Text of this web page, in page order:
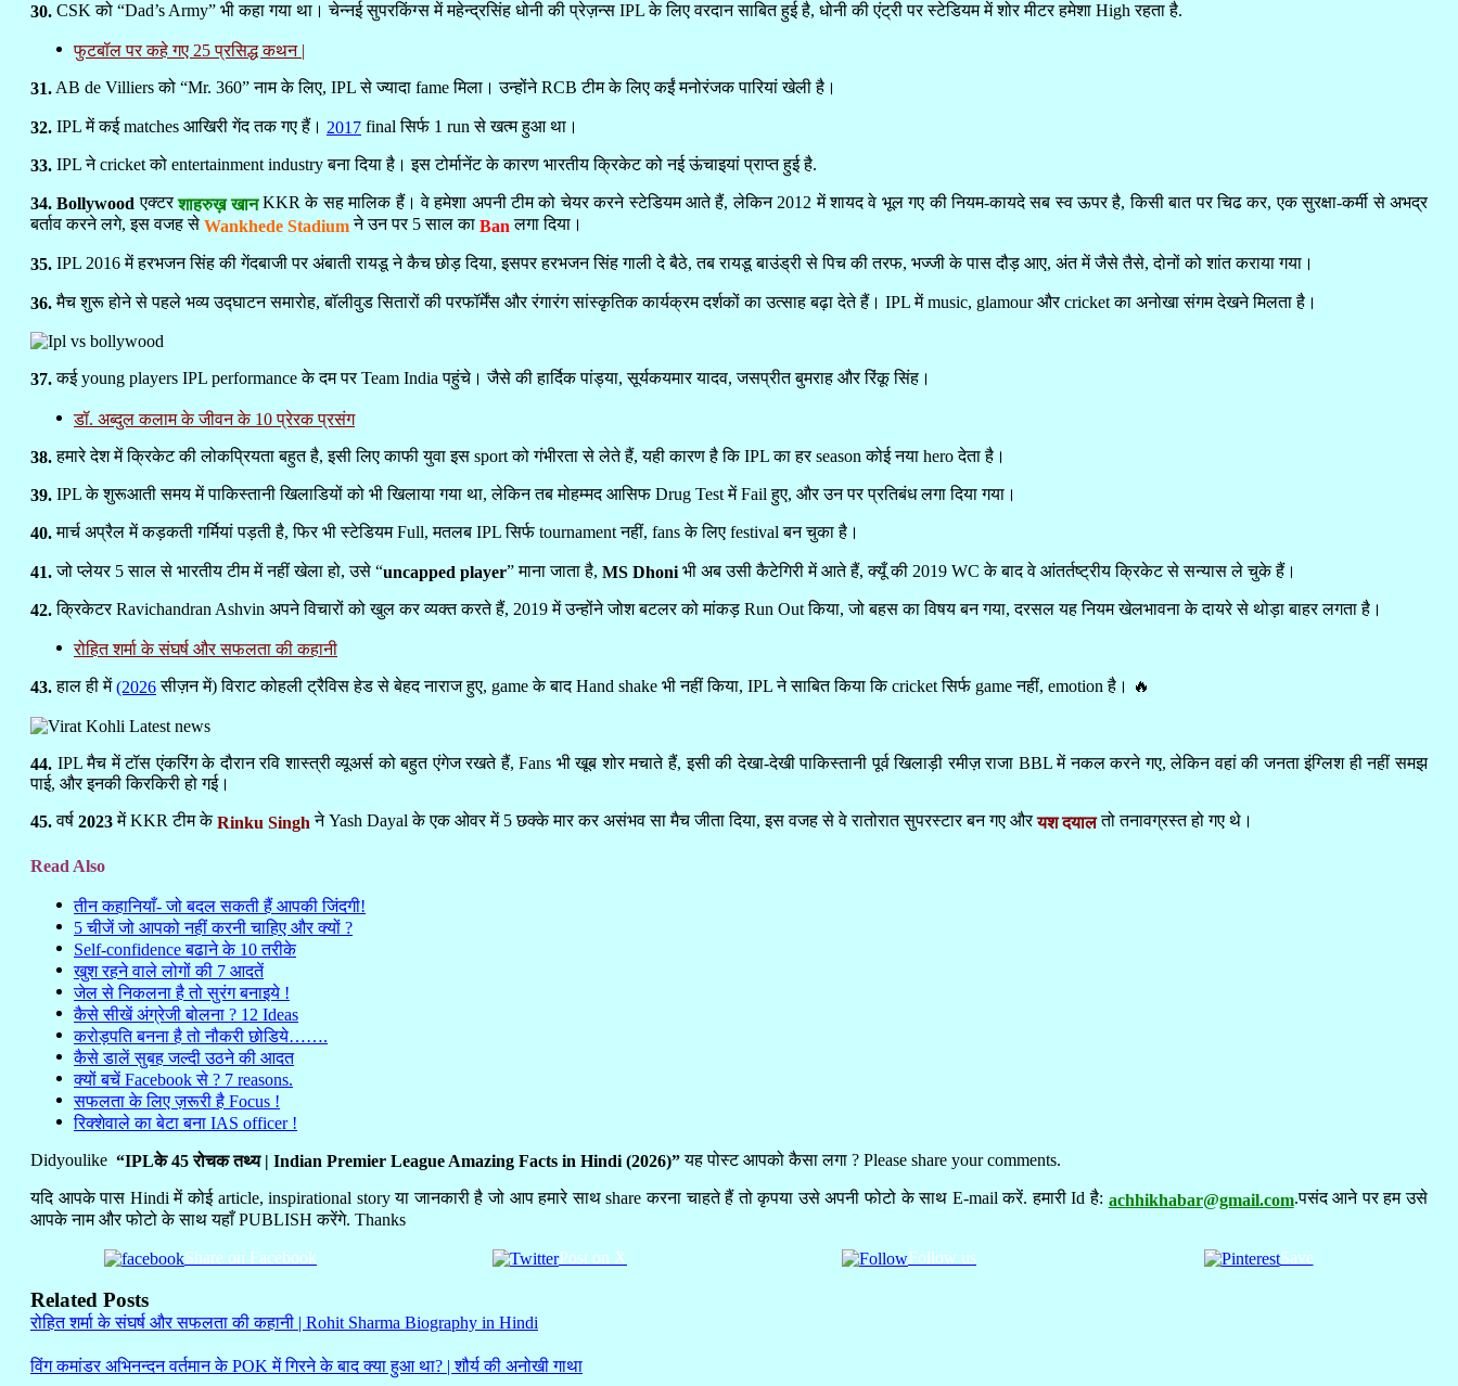
30. CSK को “Dad’s Army” भी कहा गया था। चेन्नई सुपरकिंग्स में महेन्द्रसिंह धोनी की प्रेज़न्स IPL के लिए वरदान साबित हुई है, धोनी की एंट्री पर स्टेडियम में शोर मीटर हमेशा High रहता है.
फुटबॉल पर कहे गए 25 प्रसिद्ध कथन |
31. AB de Villiers को “Mr. 360” नाम के लिए, IPL से ज्यादा fame मिला। उन्होंने RCB टीम के लिए कईं मनोरंजक पारियां खेली है।
32. IPL में कई matches आखिरी गेंद तक गए हैं। 2017 final सिर्फ 1 run से खत्म हुआ था।
33. IPL ने cricket को entertainment industry बना दिया है। इस टोर्मानेंट के कारण भारतीय क्रिकेट को नई ऊंचाइयां प्राप्त हुई है.
34. Bollywood एक्टरशाहरुख़ खानKKR के सह मालिक हैं। वे हमेशा अपनी टीम को चेयर करने स्टेडियम आते हैं, लेकिन 2012 में शायद वे भूल गए की नियम-कायदे सब स्व ऊपर है, किसी बात पर चिढ कर, एक सुरक्षा-कर्मी से अभद्र
बर्ताव करने लगे, इस वजह से Wankhede Stadiumने उन पर 5 साल का Ban लगा दिया।
35. IPL 2016 में हरभजन सिंह की गेंदबाजी पर अंबाती रायडू ने कैच छोड़ दिया, इसपर हरभजन सिंह गाली दे बैठे, तब रायडू बाउंड्री से पिच की तरफ, भज्जी के पास दौड़ आए, अंत में जैसे तैसे, दोनों को शांत कराया गया।
36.मैच शुरू होने से पहले भव्य उद्घाटन समारोह, बॉलीवुड सितारों की परफॉर्मेंस और रंगारंग सांस्कृतिक कार्यक्रम दर्शकों का उत्साह बढ़ा देते हैं। IPL में music, glamour और cricket का अनोखा संगम देखने मिलता है।
37.कई young players IPL performance के दम पर Team India पहुंचे। जैसे की हार्दिक पांड्या, सूर्यकयमार यादव, जसप्रीत बुमराह और रिंकू सिंह।
डॉ. अब्दुल कलाम के जीवन के 10 प्रेरक प्रसंग
38.हमारे देश में क्रिकेट की लोकप्रियता बहुत है, इसी लिए काफी युवा इस sport को गंभीरता से लेते हैं, यही कारण है कि IPL का हर season कोई नया hero देता है।
39. IPL के शुरूआती समय में पाकिस्तानी खिलाडियों को भी खिलाया गया था, लेकिन तब मोहम्मद आसिफ Drug Test में Fail हुए, और उन पर प्रतिबंध लगा दिया गया।
40.मार्च अप्रैल में कड़कती गर्मियां पड़ती है, फिर भी स्टेडियम Full, मतलब IPL सिर्फ tournament नहीं, fans के लिए festival बन चुका है।
41.जो प्लेयर 5 साल से भारतीय टीम में नहीं खेला हो, उसे “uncapped player” माना जाता है, MS Dhoni भी अब उसी कैटेगिरी में आते हैं, क्यूँ की 2019 WC के बाद वे आंतर्तष्ट्रीय क्रिकेट से सन्यास ले चुके हैं।
42.क्रिकेटर Ravichandran Ashvin अपने विचारों को खुल कर व्यक्त करते हैं, 2019 में उन्होंने जोश बटलर को मांकड़ Run Out किया, जो बहस का विषय बन गया, दरसल यह नियम खेलभावना के दायरे से थोड़ा बाहर लगता है।
रोहित शर्मा के संघर्ष और सफलता की कहानी
43.हाल ही में(2026सीज़न में) विराट कोहली ट्रैविस हेड से बेहद नाराज हुए, game के बाद Hand shake भी नहीं किया, IPL ने साबित किया कि cricket सिर्फ game नहीं, emotion है। 🔥
44. IPL मैच में टॉस एंकरिंग के दौरान रवि शास्त्री व्यूअर्स को बहुत एंगेज रखते हैं, Fans भी खूब शोर मचाते हैं, इसी की देखा-देखी पाकिस्तानी पूर्व खिलाड़ी रमीज़ राजा BBL में नकल करने गए, लेकिन वहां की जनता इंग्लिश ही नहीं समझ
पाई, और इनकी किरकिरी हो गई।
45.वर्ष 2023में KKR टीम केRinku Singh ने Yash Dayal के एक ओवर में 5 छक्के मार कर असंभव सा मैच जीता दिया, इस वजह से वे रातोरात सुपरस्टार बन गए औरयश दयालतो तनावग्रस्त हो गए थे।
Read Also
तीन कहानियाँ- जो बदल सकती हैं आपकी जिंदगी!
5 चीजें जो आपको नहीं करनी चाहिए और क्यों ?
Self-confidence बढाने के 10 तरीके
खुश रहने वाले लोगों की 7 आदतें
जेल से निकलना है तो सुरंग बनाइये !
कैसे सीखें अंग्रेजी बोलना ? 12 Ideas
करोड़पति बनना है तो नौकरी छोडिये…….
कैसे डालें सुबह जल्दी उठने की आदत
क्यों बचें Facebook से ? 7 reasons.
सफलता के लिए ज़रूरी है Focus !
रिक्शेवाले का बेटा बना IAS officer !
Didyoulike “IPLके 45 रोचक तथ्य | Indian Premier League Amazing Facts in Hindi (2026)”यह पोस्ट आपको कैसा लगा ? Please share your comments.
यदि आपके पास Hindi में कोई article, inspirational story या जानकारी है जो आप हमारे साथ share करना चाहते हैं तो कृपया उसे अपनी फोटो के साथ E-mail करें. हमारी Id है: achhikhabar@gmail.com.पसंद आने पर हम उसे
आपके नाम और फोटो के साथ यहाँ PUBLISH करेंगे. Thanks
Share on Facebook Post on X Follow us Save
Related Posts
रोहित शर्मा के संघर्ष और सफलता की कहानी | Rohit Sharma Biography in Hindi
विंग कमांडर अभिनन्दन वर्तमान के POK में गिरने के बाद क्या हुआ था? | शौर्य की अनोखी गाथा